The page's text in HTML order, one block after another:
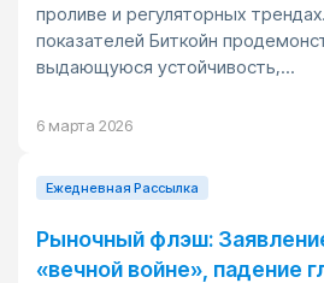
проливе и регуляторных
показателей Биткойн
выдающуюся устойчивость,...
6 марта 2026
Ежедневная Pассылка
Рыночный флэш:
«вечной войне», падение